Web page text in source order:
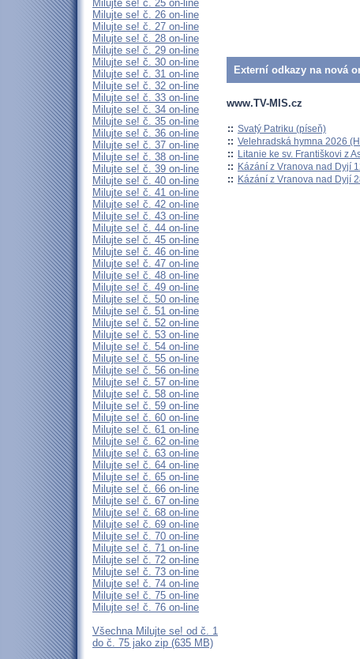
Milujte se! č. 25 on-line
Milujte se! č. 26 on-line
Milujte se! č. 27 on-line
Milujte se! č. 28 on-line
Milujte se! č. 29 on-line
Milujte se! č. 30 on-line
Milujte se! č. 31 on-line
Milujte se! č. 32 on-line
Milujte se! č. 33 on-line
Milujte se! č. 34 on-line
Milujte se! č. 35 on-line
Milujte se! č. 36 on-line
Milujte se! č. 37 on-line
Milujte se! č. 38 on-line
Milujte se! č. 39 on-line
Milujte se! č. 40 on-line
Milujte se! č. 41 on-line
Milujte se! č. 42 on-line
Milujte se! č. 43 on-line
Milujte se! č. 44 on-line
Milujte se! č. 45 on-line
Milujte se! č. 46 on-line
Milujte se! č. 47 on-line
Milujte se! č. 48 on-line
Milujte se! č. 49 on-line
Milujte se! č. 50 on-line
Milujte se! č. 51 on-line
Milujte se! č. 52 on-line
Milujte se! č. 53 on-line
Milujte se! č. 54 on-line
Milujte se! č. 55 on-line
Milujte se! č. 56 on-line
Milujte se! č. 57 on-line
Milujte se! č. 58 on-line
Milujte se! č. 59 on-line
Milujte se! č. 60 on-line
Milujte se! č. 61 on-line
Milujte se! č. 62 on-line
Milujte se! č. 63 on-line
Milujte se! č. 64 on-line
Milujte se! č. 65 on-line
Milujte se! č. 66 on-line
Milujte se! č. 67 on-line
Milujte se! č. 68 on-line
Milujte se! č. 69 on-line
Milujte se! č. 70 on-line
Milujte se! č. 71 on-line
Milujte se! č. 72 on-line
Milujte se! č. 73 on-line
Milujte se! č. 74 on-line
Milujte se! č. 75 on-line
Milujte se! č. 76 on-line
Všechna Milujte se! od č. 1
do č. 75 jako zip (635 MB)
Externí odkazy na nová
www.TV-MIS.cz
:: Svatý Patriku (píseň)
:: Velehradská hymna 2026
:: Litanie ke sv. Františkovi z
:: Kázání z Vranova nad Dyjí
:: Kázání z Vranova nad Dyjí